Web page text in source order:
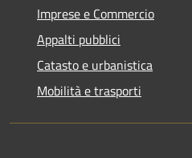
Imprese e Commercio
Appalti pubblici
Catasto e urbanistica
Mobilità e trasporti